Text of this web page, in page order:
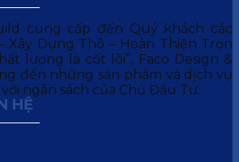
cung cấp đến Quý khách các
Xây Dựng Thô – Hoàn Thiện Trọn
lượng là cốt lõi”, Faco Design &
đến những sản phẩm và dịch vụ
ngân sách của Chủ Đầu Tư.
HỆ